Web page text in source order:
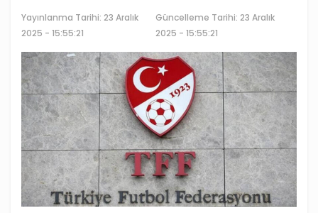
Yayınlanma Tarihi: 23 Aralık
2025 - 15:55:21
Güncelleme Tarihi: 23 Aralık
2025 - 15:55:21